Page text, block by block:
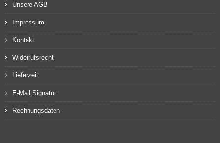
Unsere AGB
Impressum
Kontakt
Widerrufsrecht
Lieferzeit
E-Mail Signatur
Rechnungsdaten